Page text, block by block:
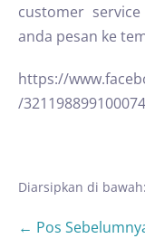
customer
anda pesan ke
https://
/
Diarsipkan di bawah:
← Pos